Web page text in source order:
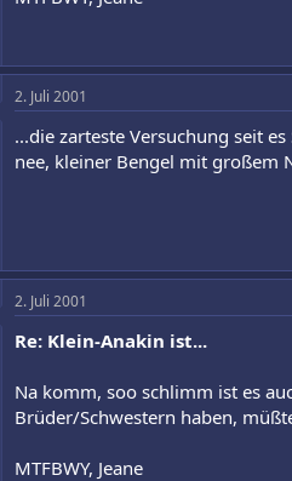
2. Juli 2001
...die zarteste Versuchung seit
nee, kleiner Bengel mit großem
2. Juli 2001
Re: Klein-Anakin ist...
Na komm, soo schlimm ist es
Brüder/Schwestern haben,
MTFBWY, Jeane